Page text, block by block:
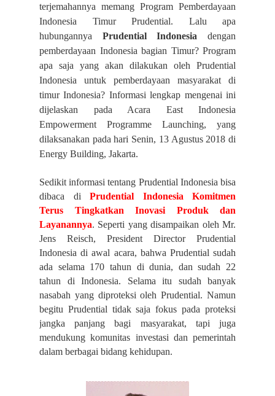
terjemahannya memang Program Pemberdayaan
Indonesia Timur Prudential. Lalu apa
hubungannya Prudential Indonesia dengan
pemberdayaan Indonesia bagian Timur? Program
apa saja yang akan dilakukan oleh Prudential
Indonesia untuk pemberdayaan masyarakat di
timur Indonesia? Informasi lengkap mengenai ini
dijelaskan pada Acara East Indonesia
Empowerment Programme Launching, yang
dilaksanakan pada hari Senin, 13 Agustus 2018 di
Energy Building, Jakarta.
Sedikit informasi tentang Prudential Indonesia bisa
dibaca di Prudential Indonesia Komitmen
Terus Tingkatkan Inovasi Produk dan
Layanannya. Seperti yang disampaikan oleh Mr.
Jens Reisch, President Director Prudential
Indonesia di awal acara, bahwa Prudential sudah
ada selama 170 tahun di dunia, dan sudah 22
tahun di Indonesia. Selama itu sudah banyak
nasabah yang diproteksi oleh Prudential. Namun
begitu Prudential tidak saja fokus pada proteksi
jangka panjang bagi masyarakat, tapi juga
mendukung komunitas investasi dan pemerintah
dalam berbagai bidang kehidupan.